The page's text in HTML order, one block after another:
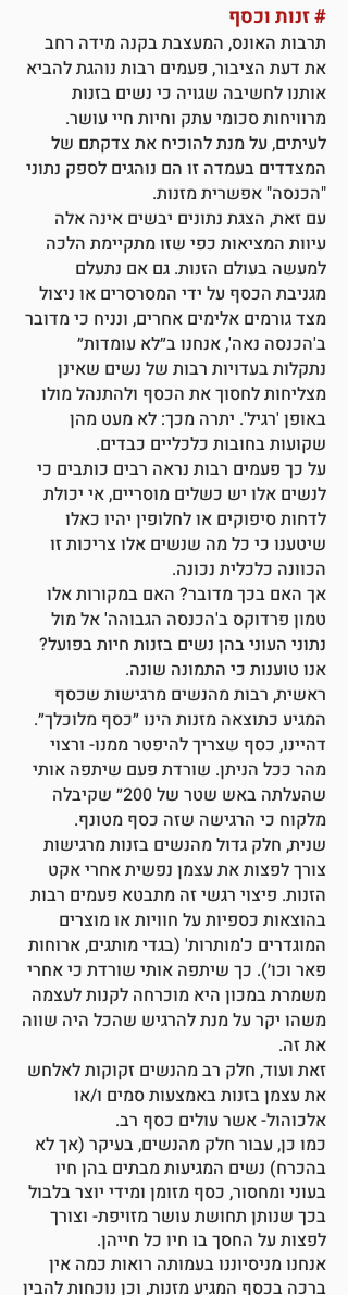
#זנות וכסף
תרבות האונס, המעצבת בקנה מידה רחב
את דעת הציבור, פעמים רבות נוהגת להביא
אותנו לחשיבה שגויה כי נשים בזנות
מרוויחות סכומי עתק וחיות חיי עושר.
לעיתים, על מנת להוכיח את צדקתם של
המצדדים בעמדה זו הם נוהגים לספק נתוני
"הכנסה" אפשרית מזנות.
עם זאת, הצגת נתונים יבשים אינה אלה
עיוות המציאות כפי שזו מתקיימת הלכה
למעשה בעולם הזנות. גם אם נתעלם
מגניבת הכסף על ידי המסרסרים או ניצול
מצד גורמים אלימים אחרים, ונניח כי מדובר
ב'הכנסה נאה', אנחנו ב״לא עומדות״
נתקלות בעדויות רבות של נשים שאינן
מצליחות לחסוך את הכסף ולהתנהל מולו
באופן 'רגיל'. יתרה מכך: לא מעט מהן
שקועות בחובות כלכליים כבדים.
על כך פעמים רבות נראה רבים כותבים כי
לנשים אלו יש כשלים מוסריים, אי יכולת
לדחות סיפוקים או לחלופין יהיו כאלו
שיטענו כי כל מה שנשים אלו צריכות זו
הכוונה כלכלית נכונה.
אך האם בכך מדובר? האם במקורות אלו
טמון פרדוקס ב'הכנסה הגבוהה' אל מול
נתוני העוני בהן נשים בזנות חיות בפועל?
אנו טוענות כי התמונה שונה.
ראשית, רבות מהנשים מרגישות שכסף
המגיע כתוצאה מזנות הינו ״כסף מלוכלך״.
דהיינו, כסף שצריך להיפטר ממנו- ורצוי
מהר ככל הניתן. שורדת פעם שיתפה אותי
שהעלתה באש שטר של 200״ שקיבלה
מלקוח כי הרגישה שזה כסף מטונף.
שנית, חלק גדול מהנשים בזנות מרגישות
צורך לפצות את עצמן נפשית אחרי אקט
הזנות. פיצוי רגשי זה מתבטא פעמים רבות
בהוצאות כספיות על חוויות או מוצרים
המוגדרים כ'מותרות' (בגדי מותגים, ארוחות
פאר וכו׳). כך שיתפה אותי שורדת כי אחרי
משמרת במכון היא מוכרחה לקנות לעצמה
משהו יקר על מנת להרגיש שהכל היה שווה
את זה.
זאת ועוד, חלק רב מהנשים זקוקות לאלחש
את עצמן בזנות באמצעות סמים ו/או
אלכוהול- אשר עולים כסף רב.
כמו כן, עבור חלק מהנשים, בעיקר (אך לא
בהכרח) נשים המגיעות מבתים בהן חיו
בעוני ומחסור, כסף מזומן ומידי יוצר בלבול
בכך שנותן תחושת עושר מזויפת- וצורך
לפצות על החסך בו חיו כל חייהן.
אנחנו מניסיוננו בעמותה רואות כמה אין
ברכה בכסף המגיע מזנות, וכן נוכחות להבין